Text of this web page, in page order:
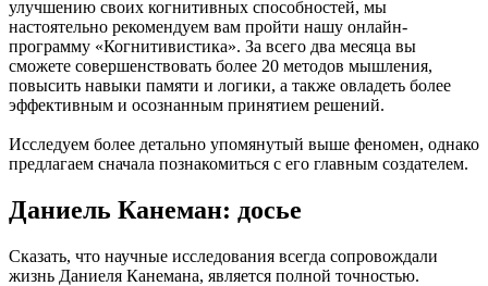
улучшению своих когнитивных способностей, мы
настоятельно рекомендуем вам пройти нашу онлайн-
программу «Когнитивистика». За всего два месяца вы
сможете совершенствовать более 20 методов мышления,
повысить навыки памяти и логики, а также овладеть более
эффективным и осознанным принятием решений.
Исследуем более детально упомянутый выше феномен, однако
предлагаем сначала познакомиться с его главным создателем.
Даниель Канеман: досье
Сказать, что научные исследования всегда сопровождали
жизнь Даниеля Канемана, является полной точностью.